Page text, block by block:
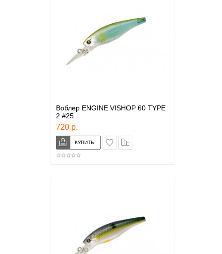
Воблер ENGINE VISHOP 60 TYPE
2 #25
720 р.
в закладки